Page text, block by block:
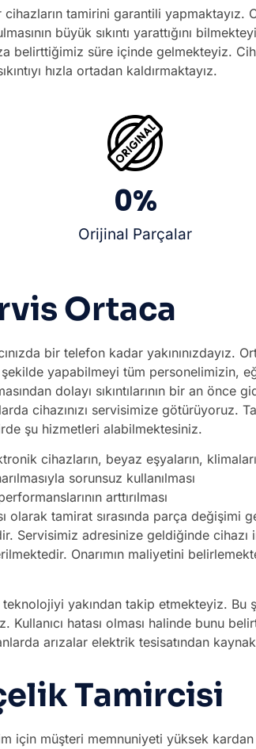
cihazların tamirini garantili yapmaktayız.
büyük sıkıntı yarattığını
belirttiğimiz süre içinde gelmekteyiz.
hızla ortadan kaldırmaktayız.
Orijinal Parçalar
0%
Ortaca
bir telefon kadar yakınınızdayız.
yapabilmeyi tüm personelimizin,
dolayı sıkıntılarının bir an
cihazınızı servisimize götürüyoruz.
şu hizmetleri alabilmektesiniz.
cihazların, beyaz eşyaların,
sorunsuz kullanılması
arttırılması
olarak tamirat sırasında parça değişimi
Servisimiz adresinize geldiğinde
Onarımın maliyetini
yakından takip etmekteyiz. Bu
Kullanıcı hatası olması halinde bunu
arızalar elektrik tesisatından
Tamircisi
için müşteri memnuniyeti yüksek